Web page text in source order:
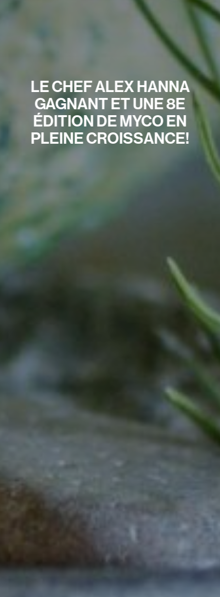
LE CHEF ALEX HANNA
GAGNANT ET UNE 8E
ÉDITION DE MYCO EN
PLEINE CROISSANCE!